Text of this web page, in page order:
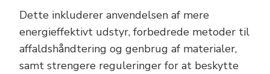
Dette inkluderer anvendelsen af mere
energieffektivt udstyr, forbedrede metoder til
affaldshåndtering og genbrug af materialer,
samt strengere reguleringer for at beskytte